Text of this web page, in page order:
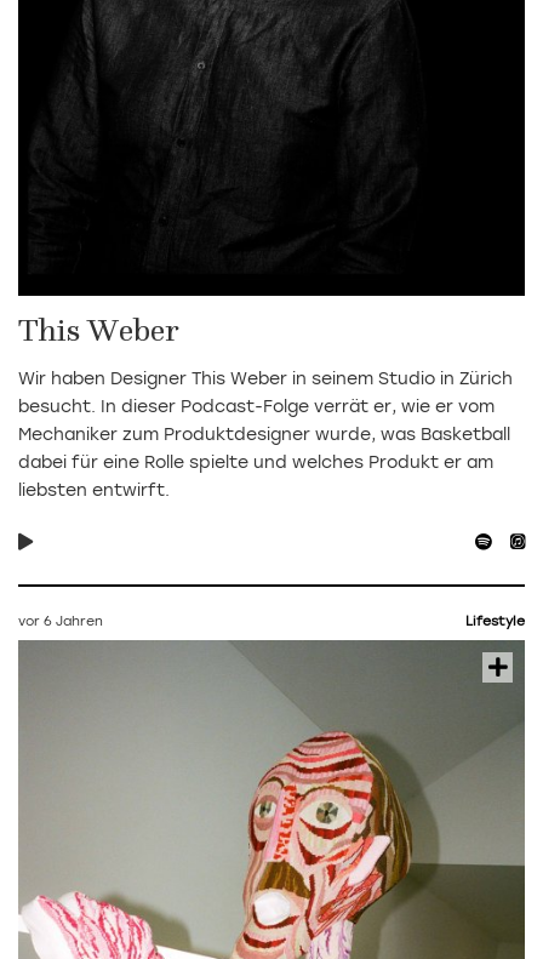
This Weber
Wir haben Designer This Weber in seinem Studio in Zürich
besucht. In dieser Podcast-Folge verrät er, wie er vom
Mechaniker zum Produktdesigner wurde, was Basketball
dabei für eine Rolle spielte und welches Produkt er am
liebsten entwirft.
vor 6 Jahren Lifestyle